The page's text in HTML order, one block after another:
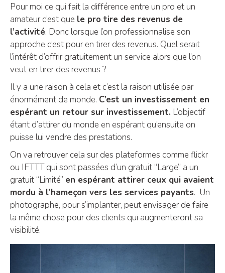
Pour moi ce qui fait la différence entre un pro et un
amateur c’est que le pro tire des revenus de
l’activité. Donc lorsque l’on professionnalise son
approche c’est pour en tirer des revenus. Quel serait
l’intérêt d’offrir gratuitement un service alors que l’on
veut en tirer des revenus ?
Il y a une raison à cela et c’est la raison utilisée par
énormément de monde. C’est un investissement en
espérant un retour sur investissement. L’objectif
étant d’attirer du monde en espérant qu’ensuite on
puisse lui vendre des prestations.
On va retrouver cela sur des plateformes comme flickr
ou IFTTT qui sont passées d’un gratuit “Large” a un
gratuit “Limité” en espérant attirer ceux qui avaient
mordu à l’hameçon vers les services payants. Un
photographe, pour s’implanter, peut envisager de faire
la même chose pour des clients qui augmenteront sa
visibilité.